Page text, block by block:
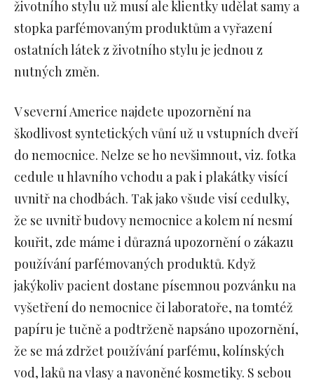
životního stylu už musí ale klientky udělat samy a
stopka parfémovaným produktům a vyřazení
ostatních látek z životního stylu je jednou z
nutných změn.
V severní Americe najdete upozornění na
škodlivost syntetických vůní už u vstupních dveří
do nemocnice. Nelze se ho nevšimnout, viz. fotka
cedule u hlavního vchodu a pak i plakátky visící
uvnitř na chodbách. Tak jako všude visí cedulky,
že se uvnitř budovy nemocnice a kolem ní nesmí
kouřit, zde máme i důrazná upozornění o zákazu
používání parfémovaných produktů. Když
jakýkoliv pacient dostane písemnou pozvánku na
vyšetření do nemocnice či laboratoře, na tomtéž
papíru je tučně a podtrženě napsáno upozornění,
že se má zdržet používání parfému, kolínských
vod, laků na vlasy a navoněné kosmetiky. S sebou